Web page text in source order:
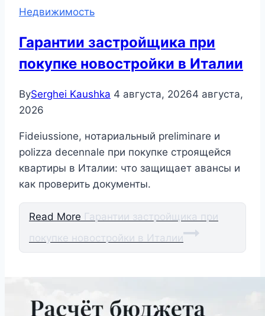
Недвижимость
Гарантии застройщика при
покупке новостройки в Италии
BySerghei Kaushka 4 августа, 20264 августа,
2026
Fideiussione, нотариальный preliminare и
polizza decennale при покупке строящейся
квартиры в Италии: что защищает авансы и
как проверить документы.
Read More Гарантии застройщика при
покупке новостройки в Италии